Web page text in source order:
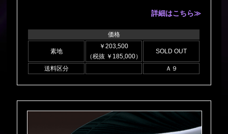
詳細はこちら≫
価格
素地
￥203,500
（税抜 ￥185,000）
SOLD OUT
送料区分 Ａ９